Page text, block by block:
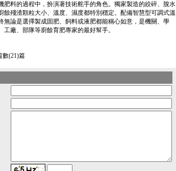
肥料的過程中，扮演著技術舵手的角色。獨家製造的絞碎、脫水
餘殘渣顆粒大小、溫度、濕度都特別穩定。配備智慧型可調式溫
無論是選擇製成固肥、飼料或液肥都能稱心如意，是機關、學
工廠、部隊等廚餘育肥專家的最好幫手。
數(21)篇